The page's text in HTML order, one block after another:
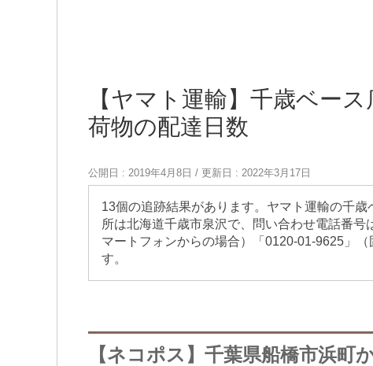
【ヤマト運輸】千歳ベー
荷物の配達日数
公開日 : 2019年4月8日 / 更新日 : 2022年3月17日
13個の追跡結果があります。ヤマト運輸の千歳
所は北海道千歳市泉沢で、問い合わせ電話番号
マートフォンからの場合）「0120-01-9625」
す。
【ネコポス】千葉県船橋市浜町